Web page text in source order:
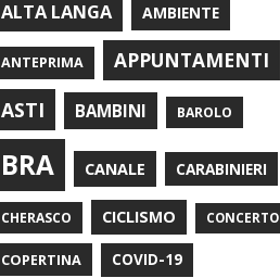
ALTA LANGA AMBIENTE
ANTEPRIMA
APPUNTAMENTI
ASTI
BAMBINI BAROLO
BRA CANALE CARABINIERI
CHERASCO CICLISMO CONCERTO
COPERTINA COVID-19